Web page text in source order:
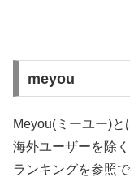
meyou
Meyou(ミーユー)と
海外ユーザーを除
ランキングを参照で